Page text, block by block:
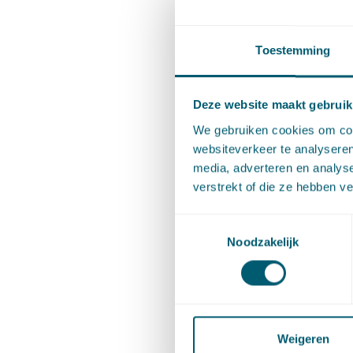
Toestemming
Deze website maakt
We gebruiken cookies om
websiteverkeer te
media, adverteren en
verstrekt of die ze hebben
Noodzakelijk
Weigeren
Dit doet
het
gebruikt
de
van